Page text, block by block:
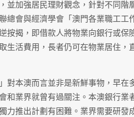
並加強居民理財觀念，針對不同階
總會與經濟學會「澳門各業職工工
按揭，即借款人將物業向銀行或保
生活費用，長者仍可在物業居住，
對本澳而言並非是新鮮事物，早在
和業界就曾有過關注。本澳銀行業
力推出計劃有困難。業界需要研發